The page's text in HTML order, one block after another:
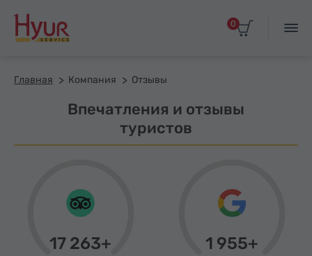
0
Главная Компания Отзывы
Впечатления и отзывы
туристов
17 263+ 1 955+